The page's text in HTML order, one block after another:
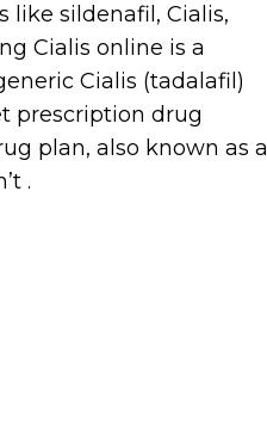
like sildenafil, Cialis,
Cialis online is a
Cialis (tadalafil)
prescription drug
plan, also known as a
.